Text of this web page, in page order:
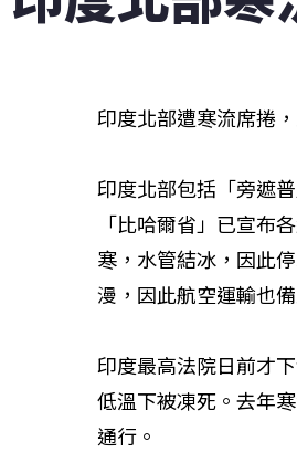
印度北部遭寒流席捲
印度北部包括「旁遮
「比哈爾省」已宣布
寒，水管結冰，因此
漫，因此航空運輸也
印度最高法院日前才
低溫下被凍死。去年
通行。